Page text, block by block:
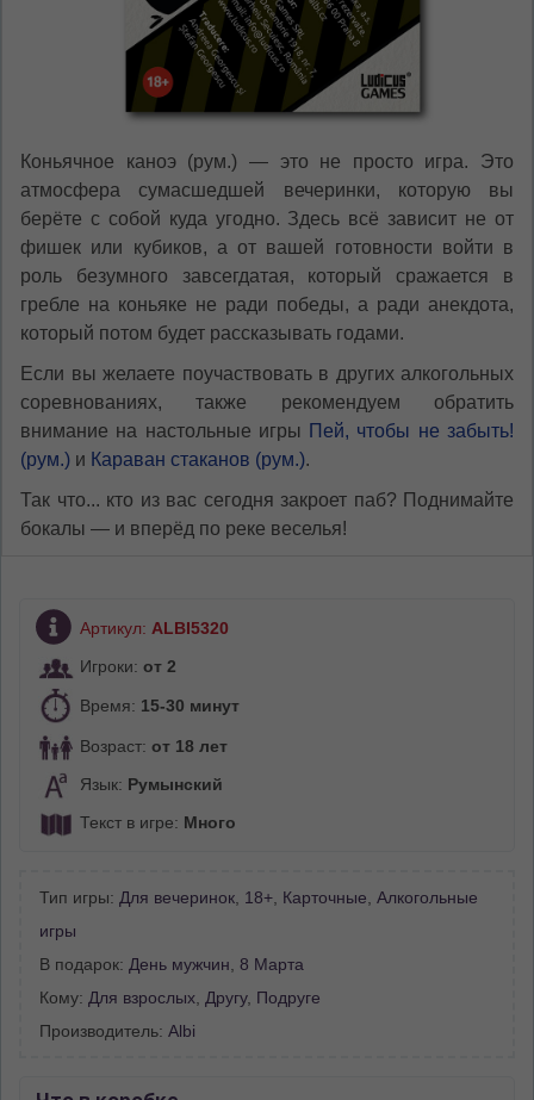
Коньячное каноэ (рум.) — это не просто игра. Это
атмосфера сумасшедшей вечеринки, которую вы
берёте с собой куда угодно. Здесь всё зависит не от
фишек или кубиков, а от вашей готовности войти в
роль безумного завсегдатая, который сражается в
гребле на коньяке не ради победы, а ради анекдота,
который потом будет рассказывать годами.
Если вы желаете поучаствовать в других алкогольных
соревнованиях, также рекомендуем обратить
внимание на настольные игры Пей, чтобы не забыть!
(рум.) и Караван стаканов (рум.).
Так что... кто из вас сегодня закроет паб? Поднимайте
бокалы — и вперёд по реке веселья!
Артикул: ALBI5320
Игроки: от 2
Время: 15-30 минут
Возраст: от 18 лет
Язык: Румынский
Текст в игре: Много
Тип игры: Для вечеринок, 18+, Карточные, Алкогольные
игры
В подарок: День мужчин, 8 Марта
Кому: Для взрослых, Другу, Подруге
Производитель: Albi